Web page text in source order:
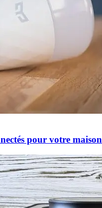
pour votre maison